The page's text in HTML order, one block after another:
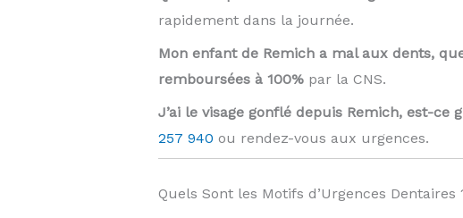
rapidement dans la journée.
Mon enfant de Remich a mal aux dents,
remboursées à 100%par la CNS.
J’ai le visage gonflé depuis Remich, est-ce
257 940 ou rendez-vous aux urgences.
Quels Sont les Motifs d’Urgences Dentaires